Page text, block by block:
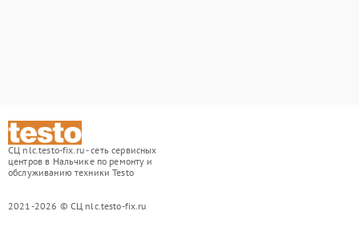
СЦ nlc.testo-fix.ru - сеть сервисных
центров в Нальчике по ремонту и
обслуживанию техники Testo
2021-2026 © СЦ nlc.testo-fix.ru